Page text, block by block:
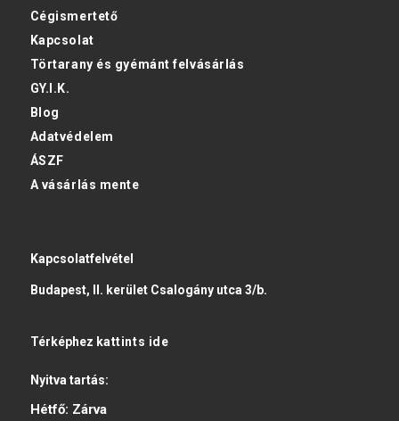
Cégismertető
Kapcsolat
Törtarany és gyémánt felvásárlás
GY.I.K.
Blog
Adatvédelem
ÁSZF
A vásárlás mente
Kapcsolatfelvétel
Budapest, II. kerület Csalogány utca 3/b.
Térképhez kattints ide
Nyitva tartás:
Hétfő: Zárva